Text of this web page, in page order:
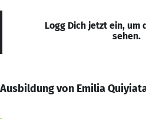
Logg Dich jetzt ein, um
sehen.
Ausbildung von Emilia